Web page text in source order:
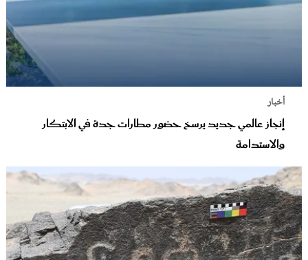
أخبار
إنجاز عالمي جديد يرسخ حضور مطارات جدة في الابتكار
والاستدامة